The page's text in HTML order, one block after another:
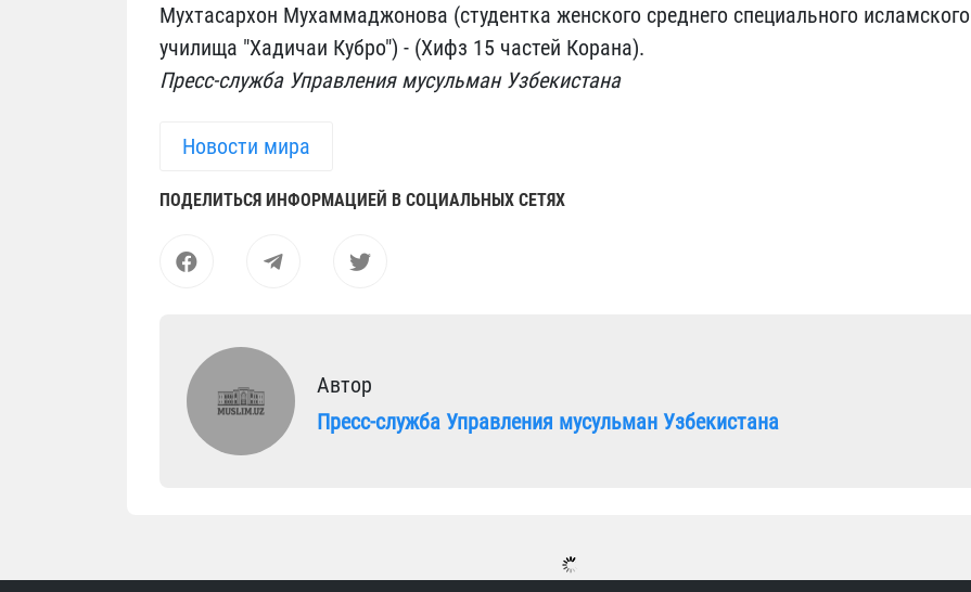
Мухтасархон Мухаммаджонова (студентка женского среднего специального исламского
училища "Хадичаи Кубро") - (Хифз 15 частей Корана).
Пресс-служба Управления мусульман Узбекистана
Новости мира
ПОДЕЛИТЬСЯ ИНФОРМАЦИЕЙ В СОЦИАЛЬНЫХ СЕТЯХ
Автор
Пресс-служба Управления мусульман Узбекистана